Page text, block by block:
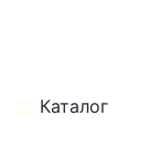
Каталог